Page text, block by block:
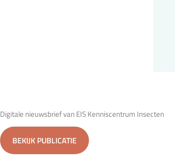
Digitale nieuwsbrief van EIS Kenniscentrum Insecten
BEKIJK PUBLICATIE